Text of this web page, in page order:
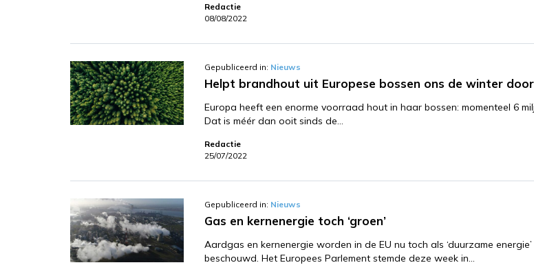
Redactie
08/08/2022
Gepubliceerd in: Nieuws
Helpt brandhout uit Europese bossen ons de winter
Europa heeft een enorme voorraad hout in haar bossen: momenteel 6
Dat is méér dan ooit sinds de…
Redactie
25/07/2022
Gepubliceerd in: Nieuws
Gas en kernenergie toch ‘groen’
Aardgas en kernenergie worden in de EU nu toch als ‘duurzame energie’
beschouwd. Het Europees Parlement stemde deze week in…